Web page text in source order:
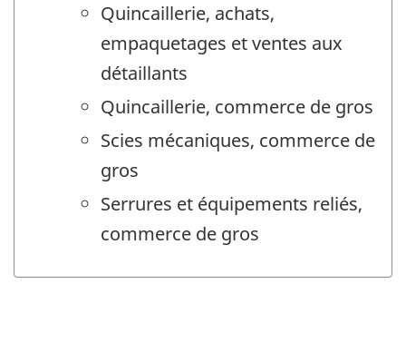
Quincaillerie, achats,
empaquetages et ventes aux
détaillants
Quincaillerie, commerce de gros
Scies mécaniques, commerce de
gros
Serrures et équipements reliés,
commerce de gros